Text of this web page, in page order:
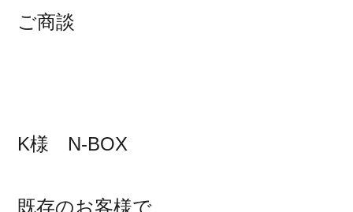
ご商談
K様 N-BOX
既存のお客様で